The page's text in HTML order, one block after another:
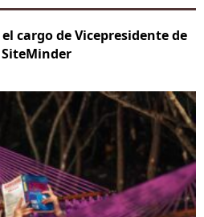
cargo de Vicepresidente de
SiteMinder